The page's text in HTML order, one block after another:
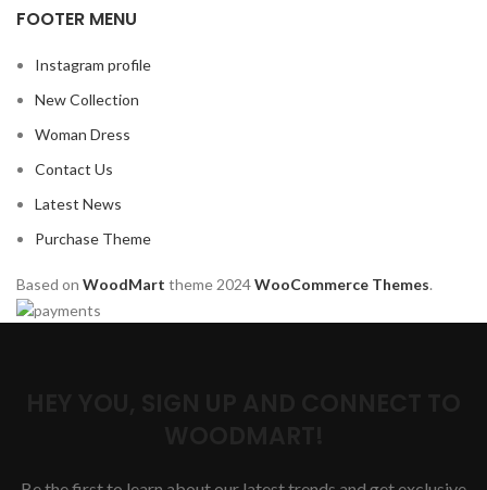
FOOTER MENU
Instagram profile
New Collection
Woman Dress
Contact Us
Latest News
Purchase Theme
Based on WoodMart theme 2024WooCommerce Themes.